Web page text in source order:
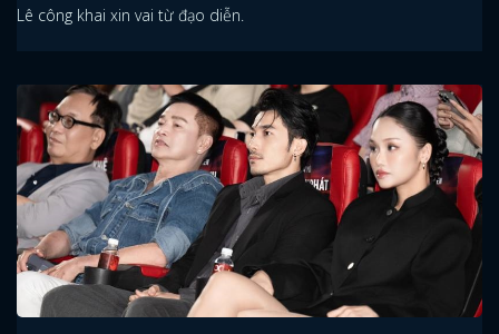
Lê công khai xin vai từ đạo diễn.